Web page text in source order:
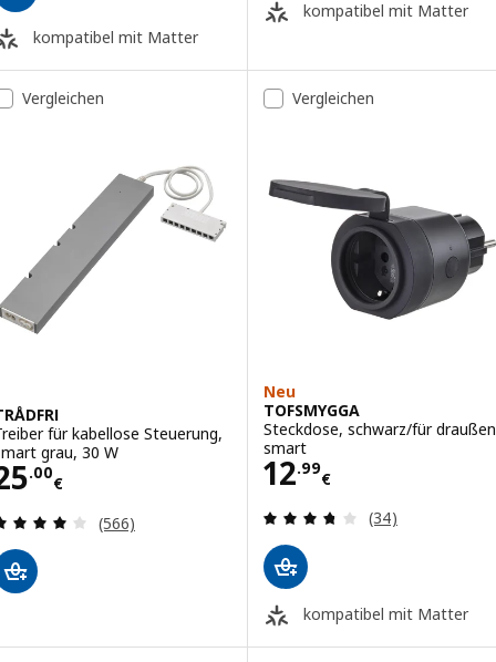
kompatibel mit Matter
kompatibel mit Matter
Vergleichen
für kabellose Steuerung,
grau, 30 W
.00
€25.00€
Bewertungen: 4 von 5 Sternen. Bewertungen
(566)
Vergleichen
Neu
TOFSMYGGA
Steckdose, schwarz/für draußen
smart
12.99
€
Preis 12.99€
Bewertungen:
(34)
kompatibel mit Matter